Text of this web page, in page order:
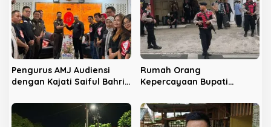
Pengurus AMJ Audiensi
dengan Kajati Saiful Bahri
Rumah Orang
Kepercayaan Bupati
Digeledah KPK